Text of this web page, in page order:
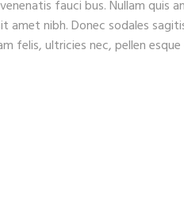
fauci bus. Nullam quis
amet nibh. Donec sodales
felis, ultricies nec, pellen